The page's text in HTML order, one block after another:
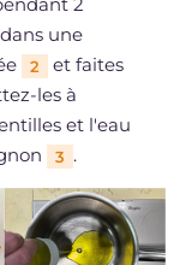
une
2
et faites
les à
et l'eau
3 .